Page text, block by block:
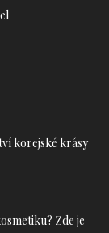
korejské krásy
Zde je